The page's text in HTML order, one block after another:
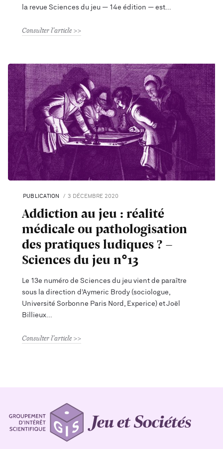
la revue Sciences du jeu — 14e édition — est
Consulter l'article
PUBLICATION 3 DÉCEMBRE 2020
Addiction au jeu : réalité
médicale ou pathologisation
des pratiques ludiques ? –
Sciences du jeu n°13
Le 13e numéro de Sciences du jeu vient de paraître
sous la direction d’Aymeric Brody (sociologue,
Université Sorbonne Paris Nord, Experice) et Joël
Billieux
Consulter l'article